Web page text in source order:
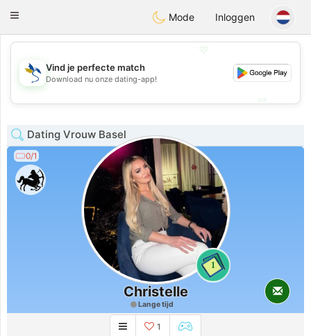
SvenskaDating
Toggle
Mode Inloggen
💖
💕
Vind je perfecte match
Download nu onze dating-app!
Dating Vrouw Basel
0/1
1
Christelle
Lange tijd
1